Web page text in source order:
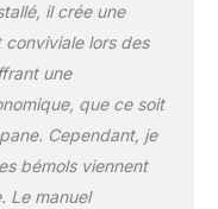
les
de se
】: Le
liquide. Les
de gaz
à cet
il crée une
lors des
une
que ce soit
Cependant, je
bémols viennent
Le manuel